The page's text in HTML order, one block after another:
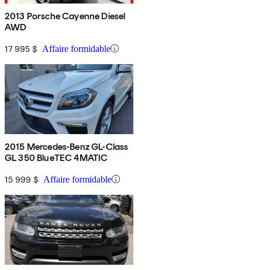
2013 Porsche Cayenne Diesel
AWD
17 995 $ Affaire formidable
2015 Mercedes-Benz GL-Class
GL 350 BlueTEC 4MATIC
15 999 $ Affaire formidable